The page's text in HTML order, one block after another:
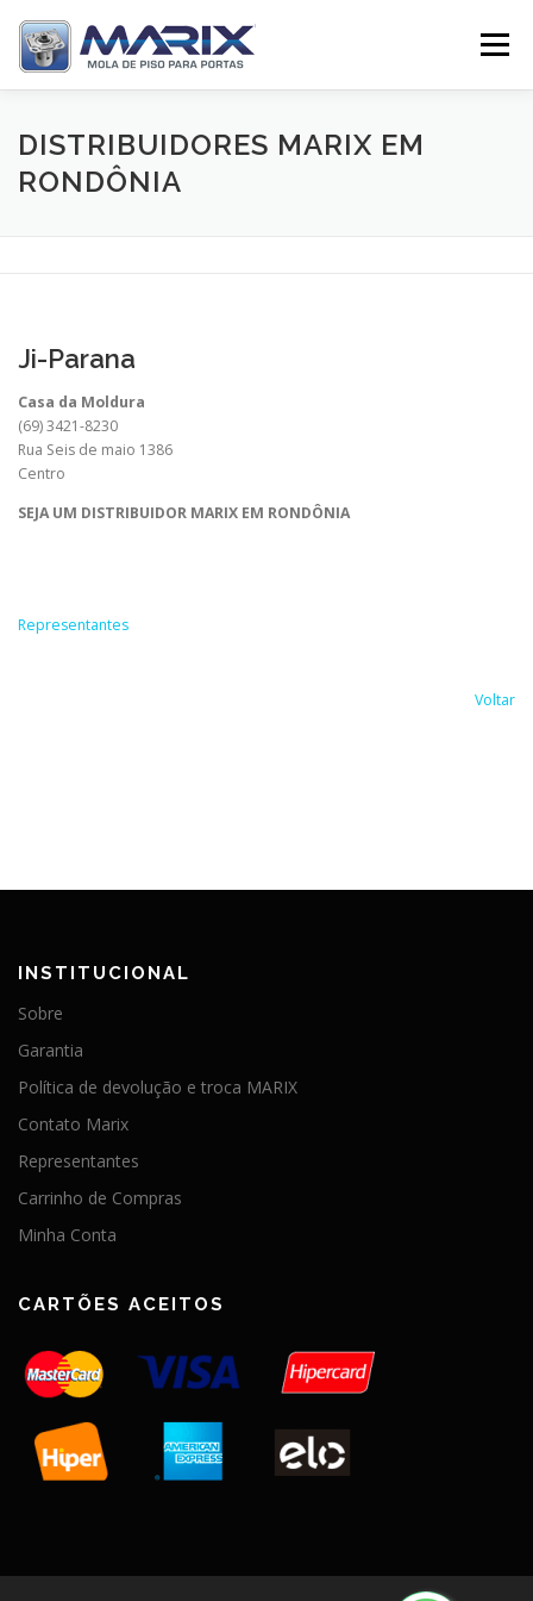
para
Menu
SOBRE PRODUTOS TV MARIX
DISTRIBUIDORES MARIX EM
RONDÔNIA
Ji-Parana
Casa da Moldura
(69) 3421-8230
Rua Seis de maio 1386
Centro
SEJA UM DISTRIBUIDOR MARIX EM RONDÔNIA
Representantes
Voltar
INSTITUCIONAL
Sobre
Garantia
Política de devolução e troca MARIX
Contato Marix
Representantes
Carrinho de Compras
Minha Conta
CARTÕES ACEITOS